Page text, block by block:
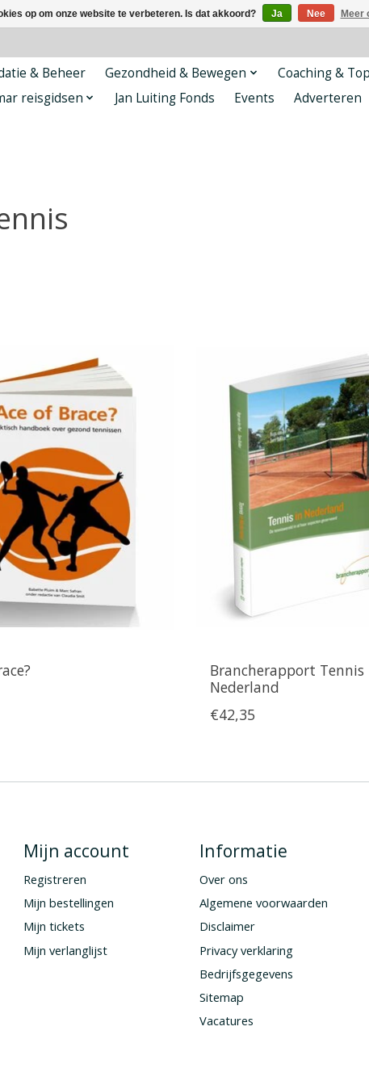
& Beheer Gezondheid & Bewegen
Coaching &
reisgidsen
Jan Luiting Fonds Events Adverteren
Brancherapport Tennis
Nederland
€42,35
Mijn account
Registreren
Mijn bestellingen
Mijn tickets
Mijn verlanglijst
Informatie
Over ons
Algemene voorwaarden
Disclaimer
Privacy verklaring
Bedrijfsgegevens
Sitemap
Vacatures
op om onze website te verbeteren. Is dat akkoord? Ja Nee Meer